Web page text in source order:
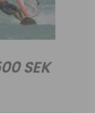
SEK